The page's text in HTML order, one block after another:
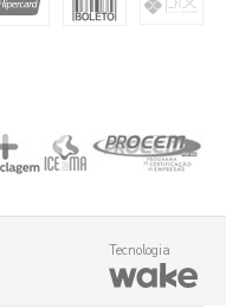
Tecnologia